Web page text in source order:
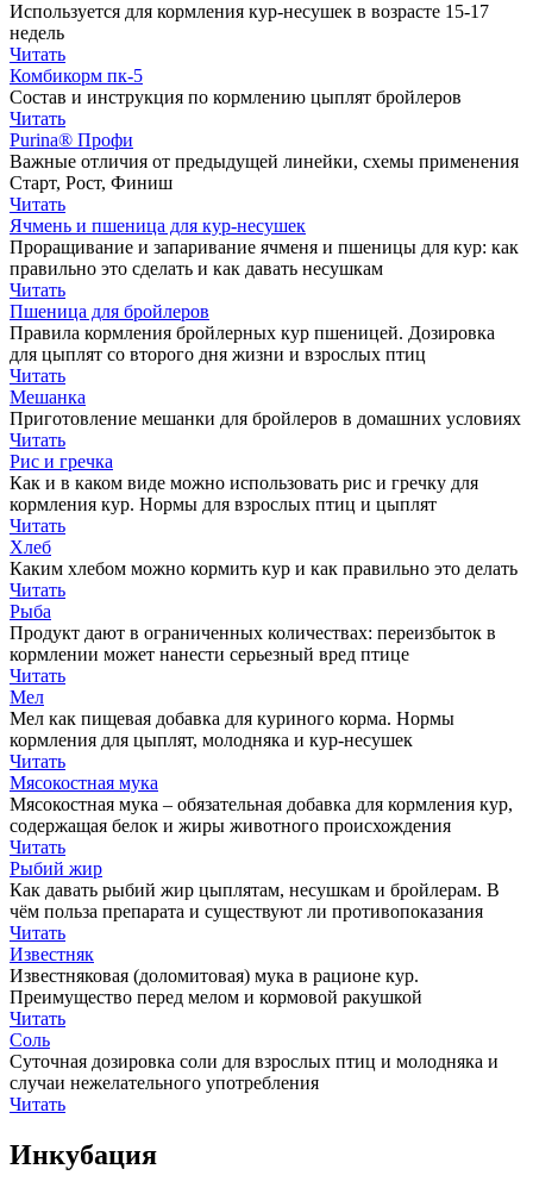
Используется для кормления кур-несушек в возрасте 15-17
недель
Читать
Комбикорм пк-5
Состав и инструкция по кормлению цыплят бройлеров
Читать
Purina® Профи
Важные отличия от предыдущей линейки, схемы применения
Старт, Рост, Финиш
Читать
Ячмень и пшеница для кур-несушек
Проращивание и запаривание ячменя и пшеницы для кур: как
правильно это сделать и как давать несушкам
Читать
Пшеница для бройлеров
Правила кормления бройлерных кур пшеницей. Дозировка
для цыплят со второго дня жизни и взрослых птиц
Читать
Мешанка
Приготовление мешанки для бройлеров в домашних условиях
Читать
Рис и гречка
Как и в каком виде можно использовать рис и гречку для
кормления кур. Нормы для взрослых птиц и цыплят
Читать
Хлеб
Каким хлебом можно кормить кур и как правильно это делать
Читать
Рыба
Продукт дают в ограниченных количествах: переизбыток в
кормлении может нанести серьезный вред птице
Читать
Мел
Мел как пищевая добавка для куриного корма. Нормы
кормления для цыплят, молодняка и кур-несушек
Читать
Мясокостная мука
Мясокостная мука – обязательная добавка для кормления кур,
содержащая белок и жиры животного происхождения
Читать
Рыбий жир
Как давать рыбий жир цыплятам, несушкам и бройлерам. В
чём польза препарата и существуют ли противопоказания
Читать
Известняк
Известняковая (доломитовая) мука в рационе кур.
Преимущество перед мелом и кормовой ракушкой
Читать
Соль
Суточная дозировка соли для взрослых птиц и молодняка и
случаи нежелательного употребления
Читать
Инкубация